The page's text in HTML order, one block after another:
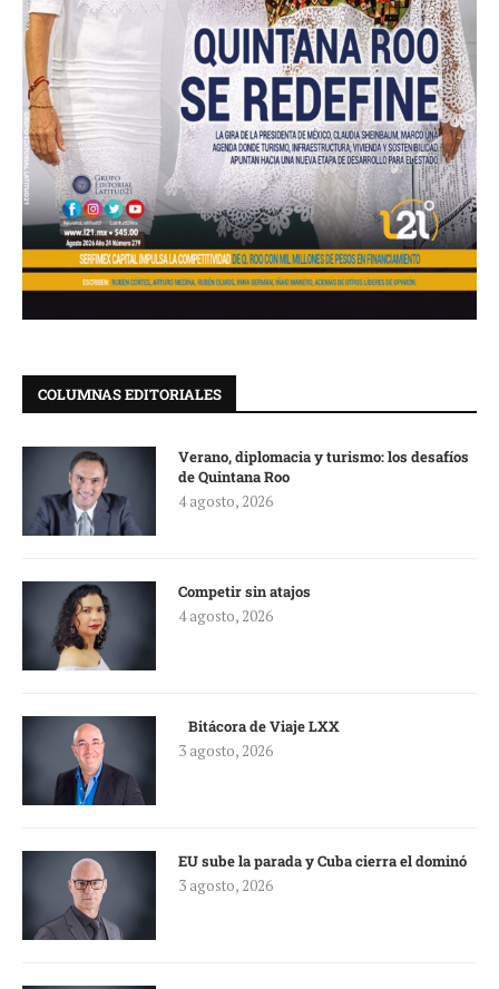
COLUMNAS EDITORIALES
Verano, diplomacia y turismo: los desafíos
de Quintana Roo
4 agosto, 2026
Competir sin atajos
4 agosto, 2026
Bitácora de Viaje LXX
3 agosto, 2026
EU sube la parada y Cuba cierra el dominó
3 agosto, 2026